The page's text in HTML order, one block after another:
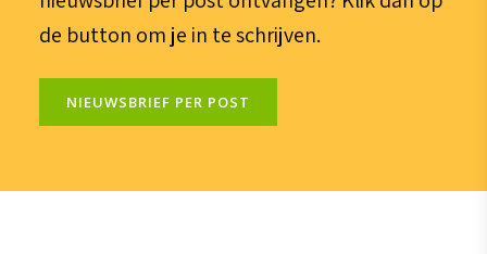
de button om je in te schrijven.
NIEUWSBRIEF PER POST